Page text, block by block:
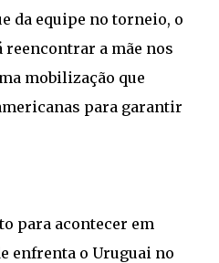
da equipe no torneio, o
a mãe nos
mobilização que
para garantir
para acontecer em
enfrenta o Uruguai no